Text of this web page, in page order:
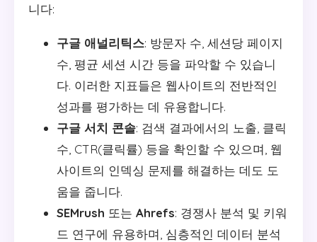
니다:
구글 애널리틱스: 방문자 수, 세션당 페이지
수, 평균 세션 시간 등을 파악할 수 있습니
다. 이러한 지표들은 웹사이트의 전반적인
성과를 평가하는 데 유용합니다.
구글 서치 콘솔: 검색 결과에서의 노출, 클릭
수, CTR(클릭률) 등을 확인할 수 있으며, 웹
사이트의 인덱싱 문제를 해결하는 데도 도
움을 줍니다.
SEMrush 또는 Ahrefs: 경쟁사 분석 및 키워
드 연구에 유용하며, 심층적인 데이터 분석